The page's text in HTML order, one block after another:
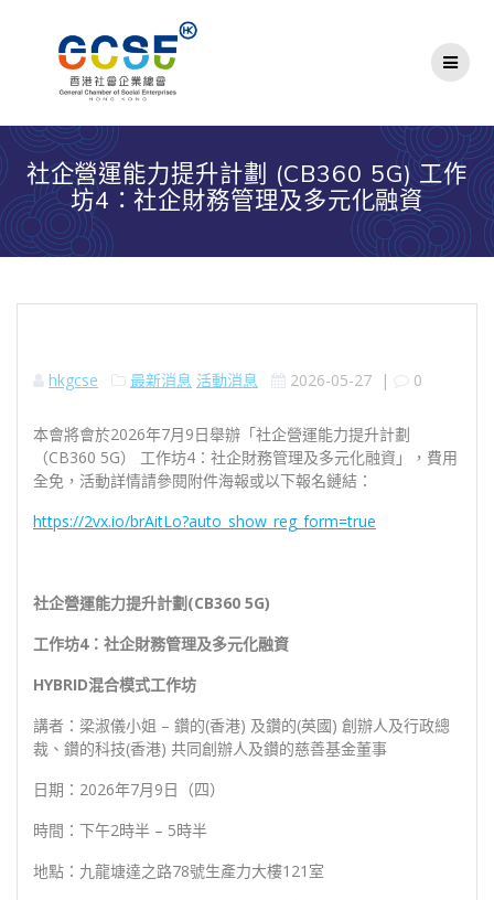
社企營運能力提升計劃 (CB360 5G) 工作
坊4：社企財務管理及多元化融資
hkgcse 最新消息 活動消息 2026-05-27 | 0
本會將會於2026年7月9日舉辦「社企營運能力提升計劃
（CB360 5G） 工作坊4： 社企財務管理及多元化融資 」，費用
全免，活動詳情請參閱附件海報或以下報名鏈結：
https://2vx.io/brAitLo?auto_show_reg_form=true
社企營運能力提升計劃(CB360 5G)
工作坊4： 社企財務管理及多元化融資
HYBRID混合模式工作坊
講者：梁淑儀小姐 – 鑽的(香港) 及鑽的(英國) 創辦人及行政總
裁、鑽的科技(香港) 共同創辦人及鑽的慈善基金董事
日期：2026年7月9日（四）
時間：下午2時半 – 5時半
地點：九龍塘達之路78號生產力大樓121室